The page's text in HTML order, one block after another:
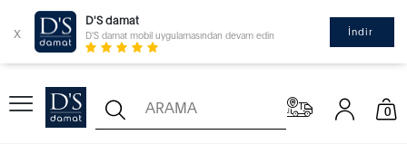
x
D'S damat
D'S damat mobil uygulamasından devam edin İndir
0